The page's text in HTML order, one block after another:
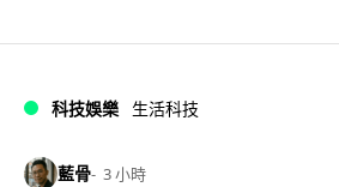
科技娛樂 生活科技
藍骨 3 小時